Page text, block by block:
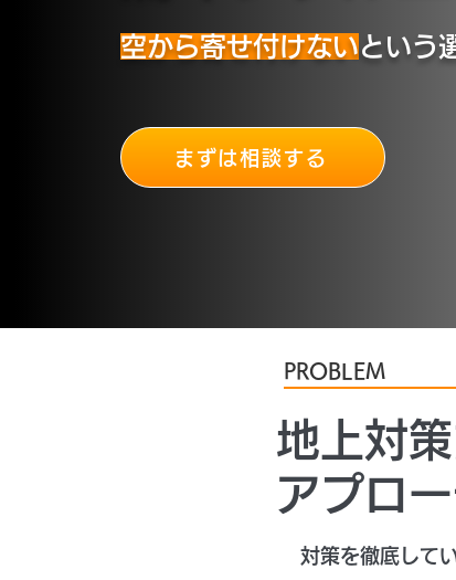
空から寄せ付けないという
まずは相談する
PROBLEM
地上対
アプロ
対策を徹底して